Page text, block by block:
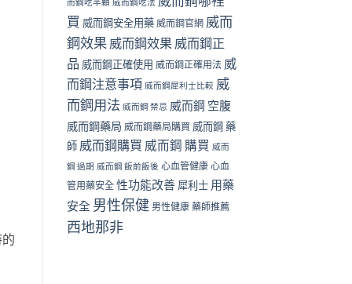
買 威而鋼安全用藥 威而鋼官網 威而
鋼效果 威而鋼效果 威而鋼正
品 威而鋼正確使用 威而鋼正確用法 威
而鋼注意事項 威而鋼犀利士比較 威
而鋼用法 威而鋼 禁忌 威而鋼 空腹
威而鋼藥局 威而鋼藥局購買 威而鋼 藥
師 威而鋼購買 威而鋼 購買 威而
鋼 過期 威而鋼 飯前飯後 心血管健康 心血
管用藥安全 性功能改善 犀利士 用藥
安全 男性保健 男性健康 藥師推薦
西地那非